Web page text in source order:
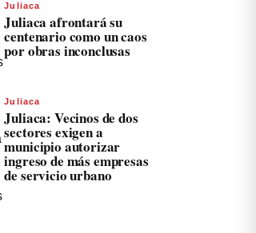
Juliaca
Juliaca afrontará su
centenario como un caos
por obras inconclusas
Juliaca
Juliaca: Vecinos de dos
sectores exigen a
municipio autorizar
ingreso de más empresas
de servicio urbano